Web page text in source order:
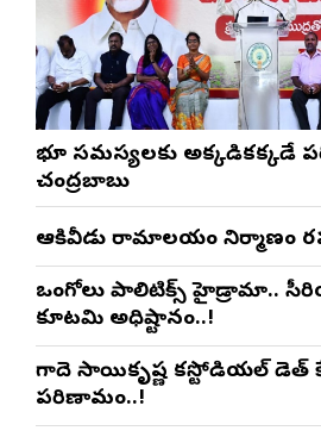
భూ సమస్యలకు అక్కడికక్కడే
చంద్రబాబు
ఆకివీడు రామాలయం నిర్మాణంలో
ఒంగోలు పాలిటిక్స్‌లో హైడ్రామా..
కూటమి అధిష్టానం..!
గాదె సాయికృష్ణ కస్టోడియల్ డెత్
పరిణామం..!